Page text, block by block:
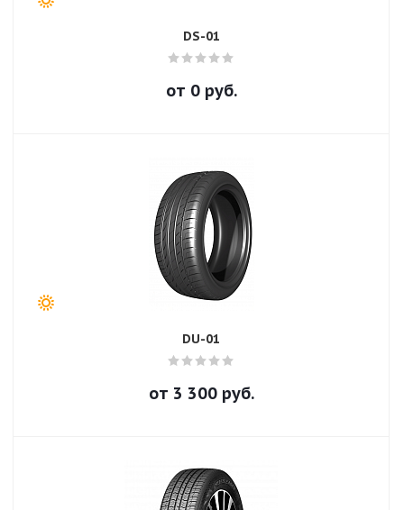
DS-01
от 0руб.
DU-01
от 3 300руб.